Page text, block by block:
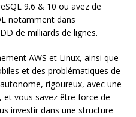
9.6 & 10 ou avez de
notamment dans
de milliards de lignes.
AWS et Linux, ainsi que
et des problématiques de
rigoureux, avec une
et vous savez être force de
investir dans une structure